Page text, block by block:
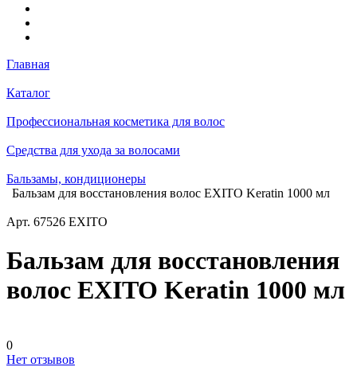
Главная
Каталог
Профессиональная косметика для волос
Средства для ухода за волосами
Бальзамы, кондиционеры
Бальзам для восстановления волос EXITO Keratin 1000 мл
Арт. 67526 EXITO
Бальзам для восстановления
волос EXITO Keratin 1000 мл
0
Нет отзывов